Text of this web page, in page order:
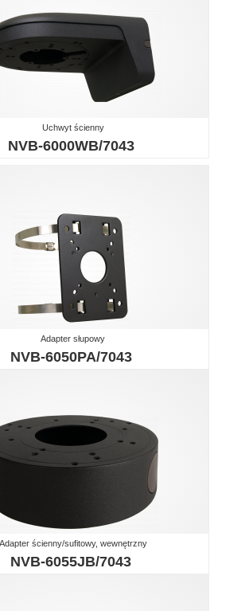
Uchwyt ścienny
NVB-6000WB/7043
Adapter słupowy
NVB-6050PA/7043
Adapter ścienny/sufitowy, wewnętrzny
NVB-6055JB/7043